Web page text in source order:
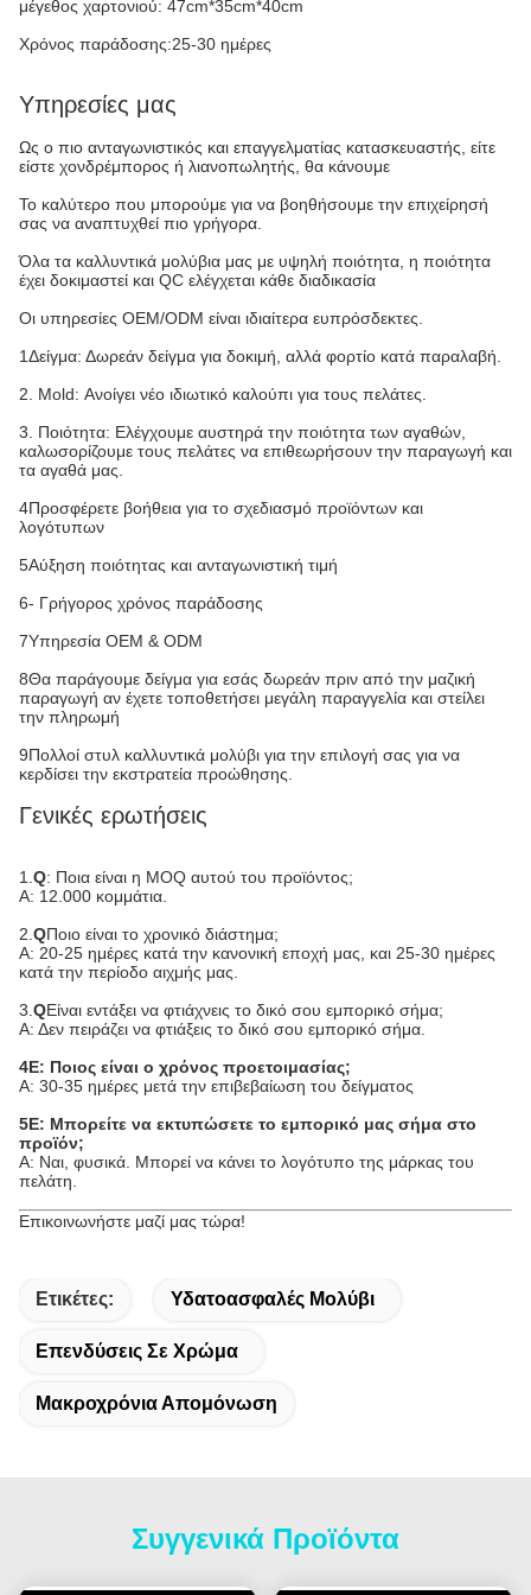
μέγεθος χαρτονιού: 47cm*35cm*40cm
Χρόνος παράδοσης:25-30 ημέρες
Υπηρεσίες μας
Ως ο πιο ανταγωνιστικός και επαγγελματίας κατασκευαστής, είτε
είστε χονδρέμπορος ή λιανοπωλητής, θα κάνουμε
Το καλύτερο που μπορούμε για να βοηθήσουμε την επιχείρησή
σας να αναπτυχθεί πιο γρήγορα.
Όλα τα καλλυντικά μολύβια μας με υψηλή ποιότητα, η ποιότητα
έχει δοκιμαστεί και QC ελέγχεται κάθε διαδικασία
Οι υπηρεσίες OEM/ODM είναι ιδιαίτερα ευπρόσδεκτες.
1Δείγμα: Δωρεάν δείγμα για δοκιμή, αλλά φορτίο κατά παραλαβή.
2. Mold: Ανοίγει νέο ιδιωτικό καλούπι για τους πελάτες.
3. Ποιότητα: Ελέγχουμε αυστηρά την ποιότητα των αγαθών,
καλωσορίζουμε τους πελάτες να επιθεωρήσουν την παραγωγή και
τα αγαθά μας.
4Προσφέρετε βοήθεια για το σχεδιασμό προϊόντων και
λογότυπων
5Αύξηση ποιότητας και ανταγωνιστική τιμή
6- Γρήγορος χρόνος παράδοσης
7Υπηρεσία OEM & ODM
8Θα παράγουμε δείγμα για εσάς δωρεάν πριν από την μαζική
παραγωγή αν έχετε τοποθετήσει μεγάλη παραγγελία και στείλει
την πληρωμή
9Πολλοί στυλ καλλυντικά μολύβι για την επιλογή σας για να
κερδίσει την εκστρατεία προώθησης.
Γενικές ερωτήσεις
1. Q: Ποια είναι η MOQ αυτού του προϊόντος;
Α: 12.000 κομμάτια.
2. QΠοιο είναι το χρονικό διάστημα;
Α: 20-25 ημέρες κατά την κανονική εποχή μας, και 25-30 ημέρες
κατά την περίοδο αιχμής μας.
3. QΕίναι εντάξει να φτιάχνεις το δικό σου εμπορικό σήμα;
Α: Δεν πειράζει να φτιάξεις το δικό σου εμπορικό σήμα.
4Ε: Ποιος είναι ο χρόνος προετοιμασίας;
Α: 30-35 ημέρες μετά την επιβεβαίωση του δείγματος
5Ε: Μπορείτε να εκτυπώσετε το εμπορικό μας σήμα στο
προϊόν;
Α: Ναι, φυσικά. Μπορεί να κάνει το λογότυπο της μάρκας του
πελάτη.
Επικοινωνήστε μαζί μας τώρα!
Ετικέτες: Υδατοασφαλές Μολύβι
Επενδύσεις Σε Χρώμα
Μακροχρόνια Απομόνωση
Συγγενικά Προϊόντα